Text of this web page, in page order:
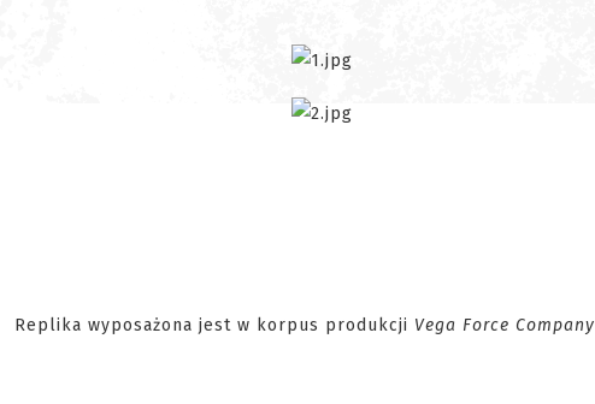
Replika wyposażona jest w korpus produkcji Vega Force Company